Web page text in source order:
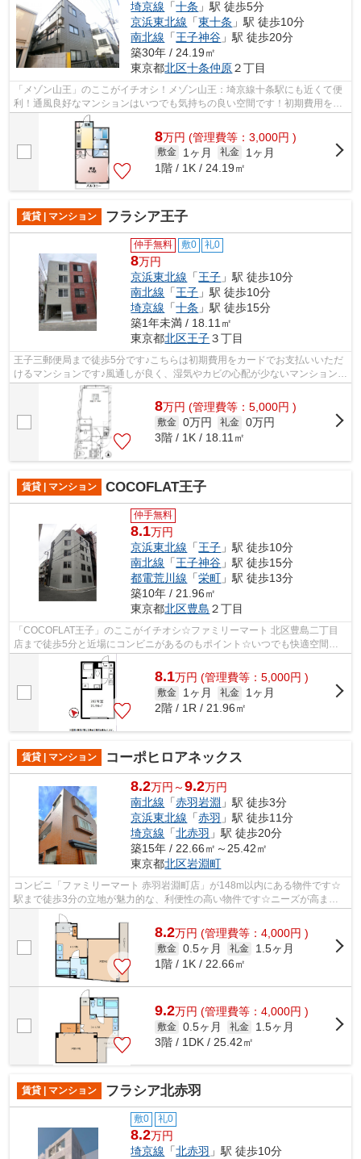
埼京線 「十条 」駅 徒歩5分
京浜東北線 「東十条 」駅 徒歩10分
南北線 「王子神谷 」駅 徒歩20分
築30年 / 24.19㎡
東京都北区十条仲原２丁目
「メゾン山王」のここがイチオシ！メゾン山王：埼京線十条駅にも近くて便
利！通風良好なマンションはいつでも気持ちの良い空間です！初期費用をカ
ードでお支払いいただけるので、カー...
8万円 (管理費等：3,000円 )
敷金 1ヶ月 礼金
1ヶ月
1階 / 1K / 24.19㎡
賃貸 | マンション フラシア王子
仲手無料 敷0 礼0
8万円
京浜東北線 「王子 」駅 徒歩10分
南北線 「王子 」駅 徒歩10分
埼京線 「十条 」駅 徒歩15分
築1年未満 / 18.11㎡
東京都北区王子３丁目
王子三郵便局まで徒歩5分です♪こちらは初期費用をカードでお支払いいただ
けるマンションです♪風通しが良く、湿気やカビの心配が少ないマンションで
す♪アクセスの良い徒歩10分の物件で...
8万円 (管理費等：5,000円 )
敷金 0万円 礼金 0万円
3階 / 1K / 18.11㎡
賃貸 | マンション COCOFLAT王子
仲手無料
8.1万円
京浜東北線 「王子 」駅 徒歩10分
南北線 「王子神谷 」駅 徒歩15分
都電荒川線 「栄町 」駅 徒歩13分
築10年 / 21.96㎡
東京都北区豊島 ２丁目
「COCOFLAT王子」のここがイチオシ☆ファミリーマート 北区豊島二丁目
店まで徒歩5分と近場にコンビニがあるのもポイント☆いつでも快適空間を
味わえる通風良好な気持ちよい物件☆クレジッ...
8.1万円 (管理費等：5,000円 )
敷金 1ヶ月 礼金
1ヶ月
2階 / 1R / 21.96㎡
賃貸 | マンション コーポヒロアネックス
8.2万円～9.2万円
南北線 「赤羽岩淵 」駅 徒歩3分
京浜東北線 「赤羽 」駅 徒歩11分
埼京線 「北赤羽 」駅 徒歩20分
築15年 / 22.66㎡～25.42㎡
東京都北区岩淵町
コンビニ「ファミリーマート 赤羽岩淵町店」が148m以内にある物件です☆
駅まで徒歩3分の立地が魅力的な、利便性の高い物件です☆ニーズが高まっ
ており求められている設備が敷地内ごみ置...
8.2万円 (管理費等：4,000円 )
敷金 0.5ヶ月 礼金
1.5ヶ月
1階 / 1K / 22.66㎡
9.2万円 (管理費等：4,000円 )
敷金 0.5ヶ月 礼金
1.5ヶ月
3階 / 1DK / 25.42㎡
賃貸 | マンション フラシア北赤羽
敷0 礼0
8.2万円
埼京線 「北赤羽 」駅 徒歩10分